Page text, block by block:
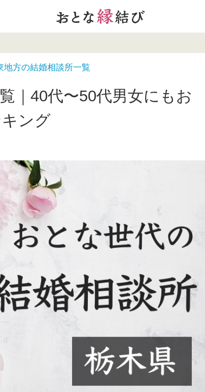
地方の結婚相談所一覧
｜40代〜50代男女にもお
ング